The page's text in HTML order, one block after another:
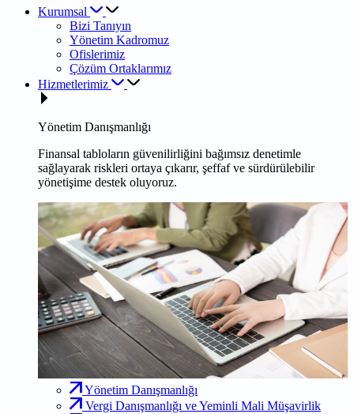
Kurumsal
Bizi Tanıyın
Yönetim Kadromuz
Ofislerimiz
Çözüm Ortaklarımız
Hizmetlerimiz
Yönetim Danışmanlığı
Finansal tabloların güvenilirliğini bağımsız denetimle
sağlayarak riskleri ortaya çıkarır, şeffaf ve sürdürülebilir
yönetişime destek oluyoruz.
Yönetim Danışmanlığı
Vergi Danışmanlığı ve Yeminli Mali Müşavirlik